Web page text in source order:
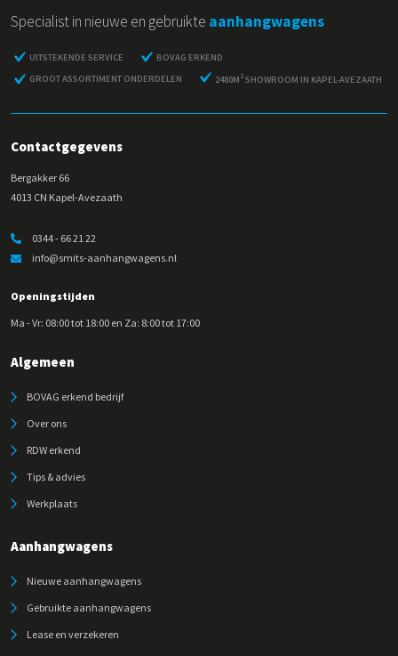
Specialist in nieuwe en gebruikte aanhangwagens
UITSTEKENDE SERVICE
BOVAG ERKEND
GROOT ASSORTIMENT ONDERDELEN
2480M 2SHOWROOM IN KAPEL-AVEZAATH
Contactgegevens
Bergakker 66
4013 CN Kapel-Avezaath
0344 - 66 21 22
info@smits-aanhangwagens.nl
Openingstijden
Ma - Vr: 08:00 tot 18:00 en Za: 8:00 tot 17:00
Algemeen
BOVAG erkend bedrijf
Over ons
RDW erkend
Tips & advies
Werkplaats
Aanhangwagens
Nieuwe aanhangwagens
Gebruikte aanhangwagens
Lease en verzekeren